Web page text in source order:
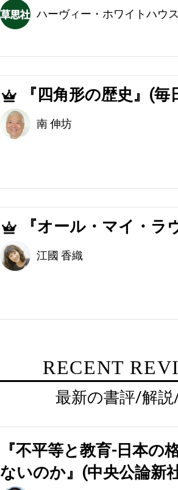
ハーヴィー・ホワイトハウ
4 『四角形の歴史』(毎
南 伸坊
5 『オール・マイ・ラ
江國 香織
RECENT
最新の書評/解
『不平等と教育-日本の
ないのか』(中央公論新